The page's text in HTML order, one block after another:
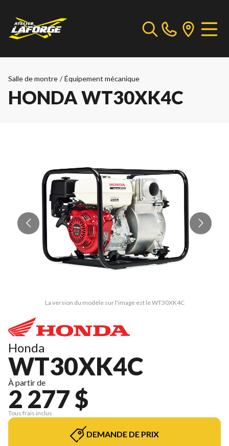
Salle de montre / Équipement mécanique
HONDA WT30XK4C
La version du modèle sur l'image est le WT30XK4C
Honda
WT30XK4C
À partir de
2 277 $
Tous frais inclus
DEMANDE DE PRIX